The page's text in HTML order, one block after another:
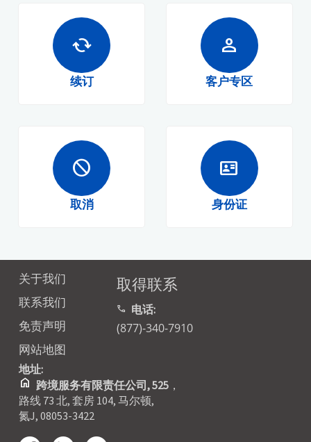
cached
续订
person
客户专区
block
取消
id_card
身份证
关于我们
联系我们
免责声明
网站地图
取得联系
call 电话:
(877)-340-7910
地址:
home 跨境服务有限责任公司, 525 ，
路线 73 北, 套房 104, 马尔顿,
氮J, 08053-3422